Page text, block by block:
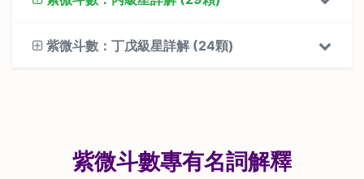
紫微斗數：丁戊級星詳解 (24顆)
紫微斗數專有名詞解釋